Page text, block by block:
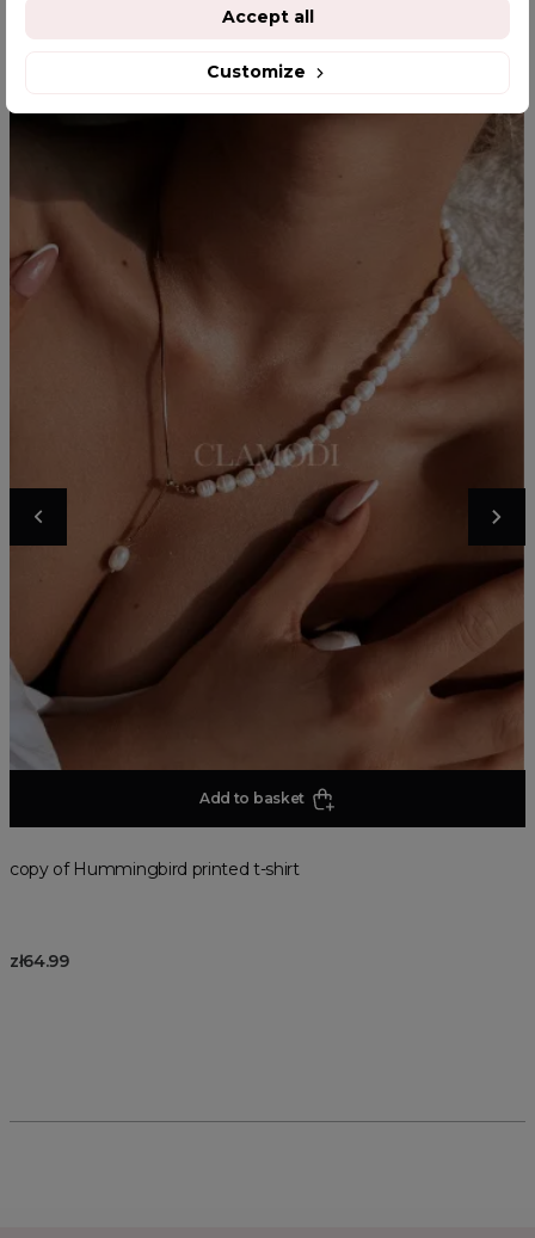
YOU MIGHT ALSO LIKE
Add to basket
copy of Hummingbird printed t-shirt
zł64.99
Customize
Accept all